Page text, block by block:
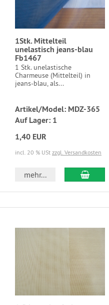
1Stk. Mittelteil
unelastisch jeans-blau
Fb1467
1 Stk. unelastische
Charmeuse (Mittelteil) in
jeans-blau, als...
Artikel/Model: MDZ-365
Auf Lager: 1
1,40 EUR
incl. 20 % USt zzgl. Versandkosten
mehr...